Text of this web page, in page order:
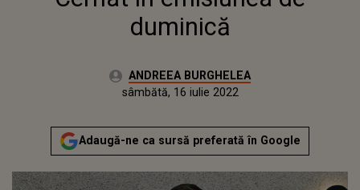
duminică
Autor:ANDREEA BURGHELEA
vineri, 30 octombrie 2020Actualizat:
sâmbătă, 16 iulie 2022
Adaugă-ne ca sursă preferată în Google